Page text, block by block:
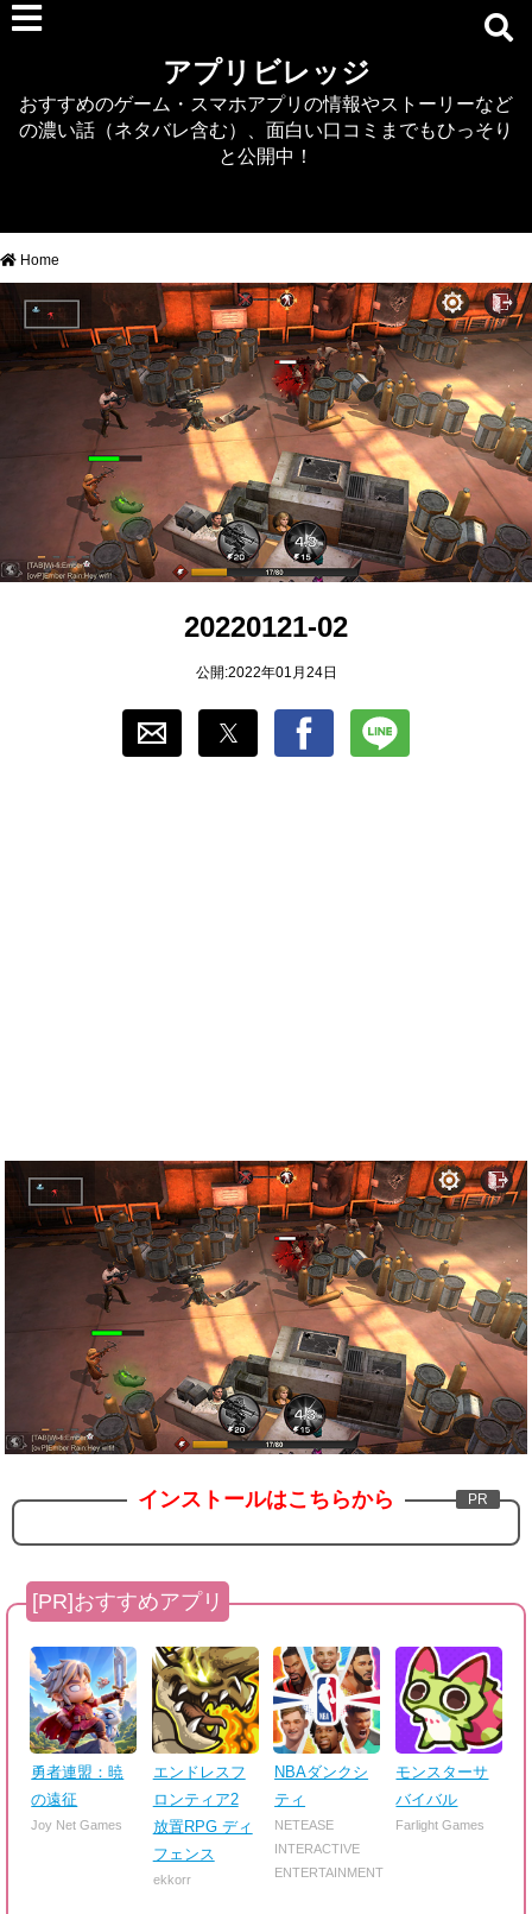
デタリキZ
アナザーエデン
RTS/MOBA
アクション
シミュレーション
牧場婚活
DEAD OR ALIVE XVV
パズル/クイズ
ノベル
おすすめ
アプリビレッジ
おすすめのゲーム・スマホアプリの情報やストーリーなど
の濃い話（ネタバレ含む）、面白い口コミまでもひっそり
と公開中！
Home
20220121-02
公開:2022年01月24日
インストールはこちらから
勇者連盟：暁
の遠征
Joy Net Games
エンドレスフ
ロンティア2
放置RPG ディ
フェンス
ekkorr
NBAダンクシ
ティ
NETEASE
INTERACTIVE
ENTERTAINMENT
モンスターサ
バイバル
Farlight Games